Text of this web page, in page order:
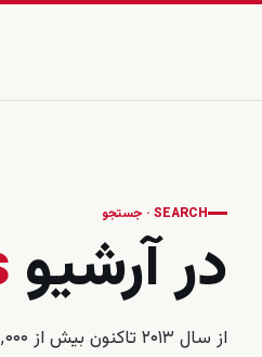
SEARCH · جستجو
در آرشیو